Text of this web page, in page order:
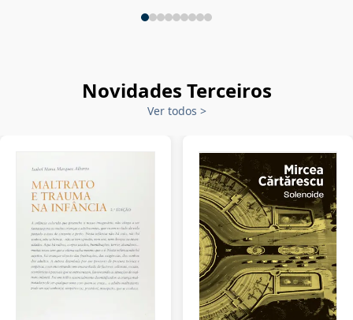
Novidades Terceiros
Ver todos >